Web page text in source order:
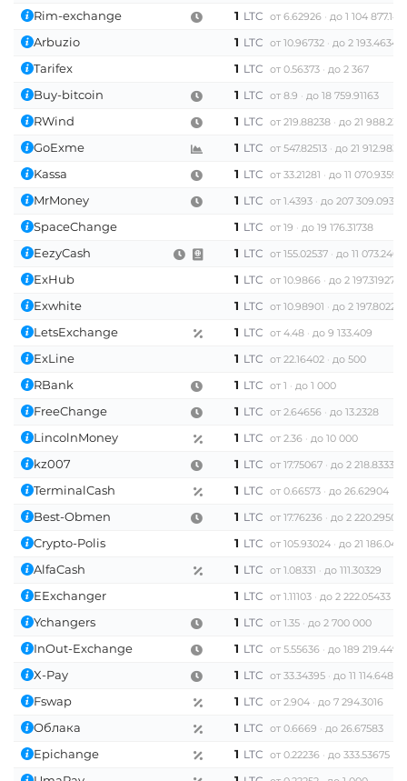
Rim-exchange 1 LTC от 6.62926 до 1 104
Arbuzio 1 LTC от 10.96732 до 2 193.46348
Tarifex 1 LTC от 0.56373 до 2 367
Buy-bitcoin 1 LTC от 8.9 до 18 759.91163
RWind 1 LTC от 219.88238 до 21
GoExme 1 LTC от 547.82513 до 21
Kassa 1 LTC от 33.21281 до 11 070.93591
MrMoney 1 LTC от 1.4393 до 207 309.09345
SpaceChange 1 LTC от 19 до 19 176.31738
EezyCash 1 LTC от 155.02537 до 11
ExHub 1 LTC от 10.9866 до 2 197.31927
Exwhite 1 LTC от 10.98901 до 2 197.8022
LetsExchange 1 LTC от 4.48 до 9 133.409
ExLine 1 LTC от 22.16402 до 500
RBank 1 LTC от 1 до 1 000
FreeChange 1 LTC от 2.64656 до 13.2328
LincolnMoney 1 LTC от 2.36 до 10 000
kz007 1 LTC от 17.75067 до 2 218.83332
TerminalCash 1 LTC от 0.66573 до 26.62904
Best-Obmen 1 LTC от 17.76236 до 2 220.29501
Crypto-Polis 1 LTC от 105.93024 до 21
AlfaCash 1 LTC от 1.08331 до 111.30329
EExchanger 1 LTC от 1.11103 до 2 222.05433
Ychangers 1 LTC от 1.35 до 2 700 000
InOut-Exchange 1 LTC от 5.55636 до 189
X-Pay 1 LTC от 33.34395 до 11 114.64837
Fswap 1 LTC от 2.904 до 7 294.3016
Облака 1 LTC от 0.6669 до 26.67583
Epichange 1 LTC от 0.22236 до 333.53675